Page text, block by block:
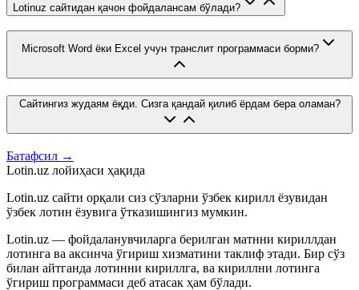
Lotinuz сайтидан қачон фойдалансам бўлади?
Microsoft Word ёки Excel учун транслит программаси борми?
Сайтингиз жудаям ёқди. Сизга қандай қилиб ёрдам бера оламан?
Батафсил →
Lotin.uz лойиҳаси ҳақида
Lotin.uz сайти орқали сиз сўзларни ўзбек кирилл ёзувидан
ўзбек лотин ёзувига ўтказишингиз мумкин.
Lotin.uz — фойдаланувчиларга берилган матнни кириллдан
лотинга ва аксинча ўгириш хизматини таклиф этади. Бир сўз
билан айтганда лотинни кириллга, ва кириллни лотинга
ўгириш программаси деб атасак ҳам бўлади.